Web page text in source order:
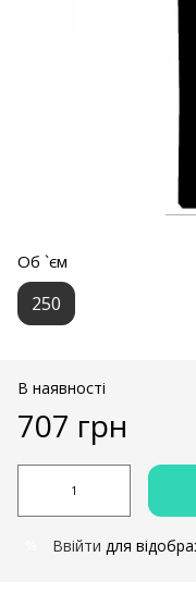
Об `єм
250
В наявності
707 грн
Ввійти для